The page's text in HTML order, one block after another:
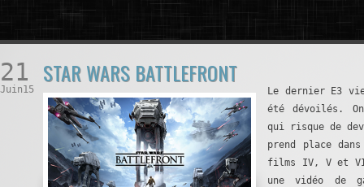
21
Juin15
STAR WARS BATTLEFRONT
Le dernier E3
été dévoilés.
qui risque de
prend place
films IV, V et
une vidéo de